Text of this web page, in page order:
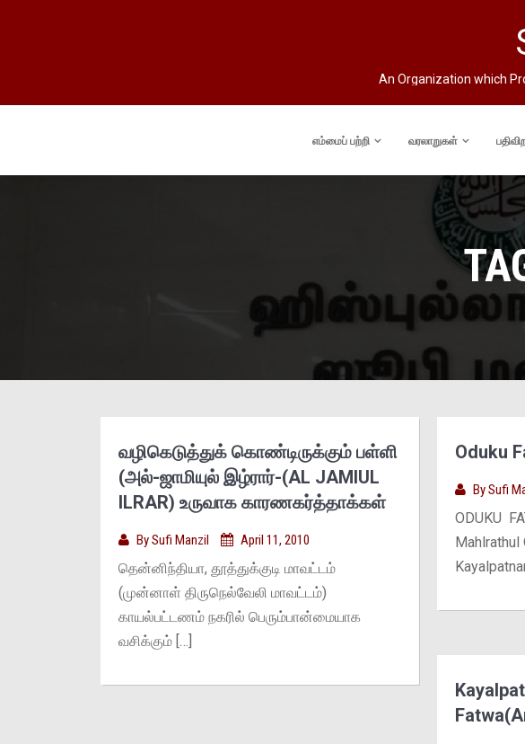
An Organization which
எம்மைப் பற்றி வரலாறுகள்
வழிகெடுத்துக் கொண்டிருக்கும் பள்ளி
(அல்-ஜாமியுல் இழ்ரார்-(AL JAMIUL
ILRAR) உருவாக காரணகர்த்தாக்கள்
BySufi Manzil April 11, 2010
தென்னிந்தியா, தூத்துக்குடி மாவட்டம்
(முன்னாள் திருநெல்வேலி மாவட்டம்)
காயல்பட்டணம் நகரில் பெரும்பான்மையாக
வசிக்கும் […]
Oduku
BySufi
ODUKU
Mahlrathul